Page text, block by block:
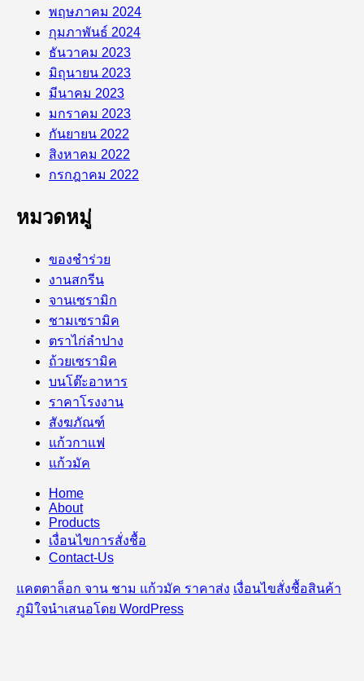
พฤษภาคม 2024
กุมภาพันธ์ 2024
ธันวาคม 2023
มิถุนายน 2023
มีนาคม 2023
มกราคม 2023
กันยายน 2022
สิงหาคม 2022
กรกฎาคม 2022
หมวดหมู่
ของชำร่วย
งานสกรีน
จานเซรามิก
ชามเซรามิค
ตราไก่ลำปาง
ถ้วยเซรามิค
บนโต๊ะอาหาร
ราคาโรงงาน
สังฆภัณฑ์
แก้วกาแฟ
แก้วมัค
Home
About
Products
เงื่อนไขการสั่งชื้อ
Contact-Us
แคตตาล็อก จาน ชาม แก้วมัค ราคาส่ง เงื่อนไขสั่งชื้อสินค้า
ภูมิใจนำเสนอโดย WordPress